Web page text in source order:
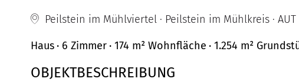
Peilstein im Mühlviertel · Peilstein im Mühlkreis · AUT
Haus · 6 Zimmer · 174 m² Wohnfläche · 1.254 m²
OBJEKTBESCHREIBUNG